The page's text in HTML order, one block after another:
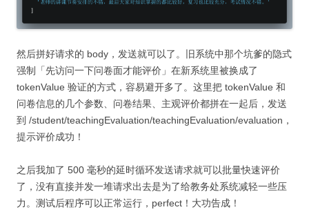
然后拼好请求的 body，发送就可以了。旧系统中那个坑爹的隐式
强制「先访问一下问卷面才能评价」在新系统里被换成了
tokenValue 验证的方式，容易避开多了。这里把 tokenValue 和
问卷信息的几个参数、问卷结果、主观评价都拼在一起后，发送
到 /student/teachingEvaluation/teachingEvaluation/evaluation，
提示评价成功！
之后我加了 500 毫秒的延时循环发送请求就可以批量快速评价
了，没有直接并发一堆请求出去是为了给教务处系统减轻一些压
力。测试后程序可以正常运行，perfect！大功告成！